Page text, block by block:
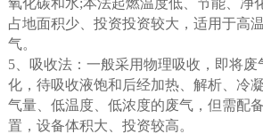
氧化碳和水;本法起燃温度低、节能、净
占地面积少、投资投资较大，适用于高
气。
5、吸收法：一般采用物理吸收，即将
化，待吸收液饱和后经加热、解析、冷
气量、低温度、低浓度的废气，但需配
置，设备体积大、投资较高。